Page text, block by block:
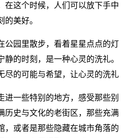
在这个时候，人们可以放下手中
美好。
公园里散步，看着星星点点的灯
的时刻，是一种心灵的洗礼。
尽的可能与希望，让心灵的洗礼
进一些特别的地方，感受那些别
历史与文化的老街区，那些充满
，或者是那些隐藏在城市角落的